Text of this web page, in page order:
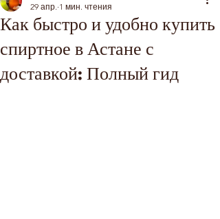
Как быстро и удобно купить
спиртное в Астане с
доставкой: Полный гид
29 апр. 1 мин. чтения